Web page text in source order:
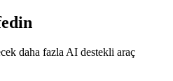
daha fazla AI destekli araç